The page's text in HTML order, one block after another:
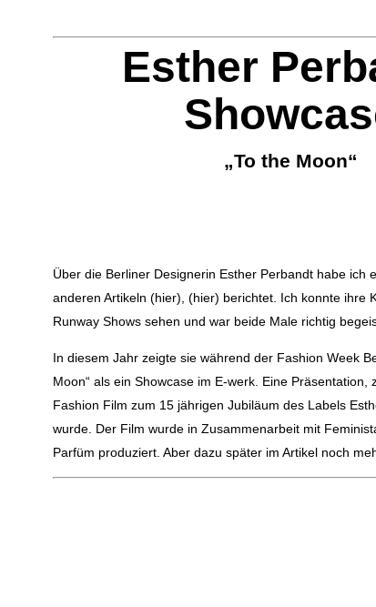
Esther
„To the Moon“
Über die Berliner Designerin Esther Perbandt habe ich
anderen Artikeln (hier), (hier) berichtet. Ich konnte ihre
Runway Shows sehen und war beide Male richtig
In diesem Jahr zeigte sie während der Fashion Week
Moon“ als ein Showcase im E-werk. Eine Präsentation,
Fashion Film zum 15 jährigen Jubiläum des Labels
wurde. Der Film wurde in Zusammenarbeit mit
Parfüm produziert. Aber dazu später im Artikel noch